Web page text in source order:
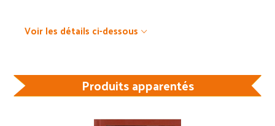
Voir les détails ci-dessous
Produits apparentés